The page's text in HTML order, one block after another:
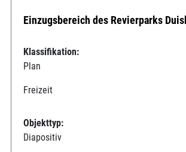
Einzugsbereich des Revierparks
Klassifikation:
Plan
Freizeit
Objekttyp:
Diapositiv